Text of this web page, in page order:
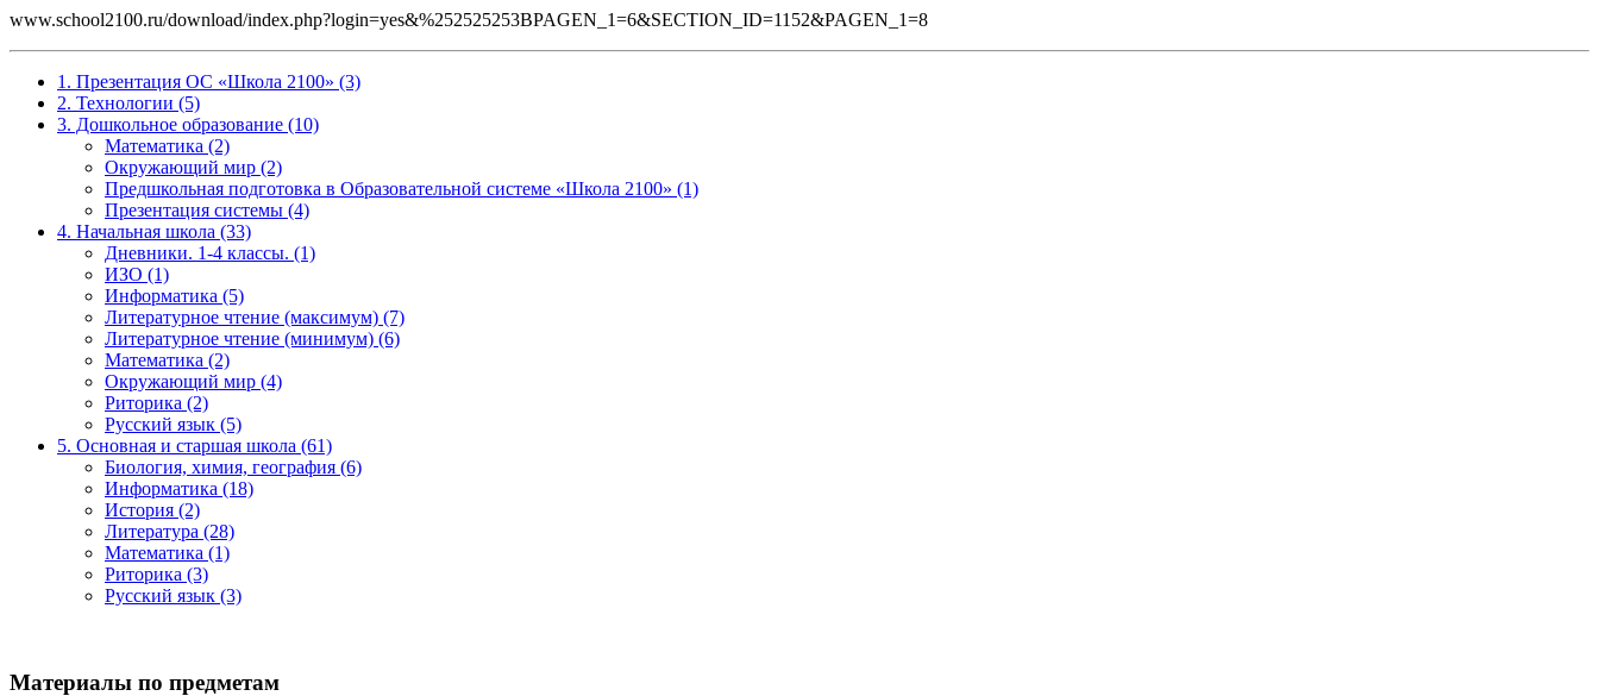
www.school2100.ru/download/index.php?login=yes&%252525253BPAGEN_1=6&SECTION_ID=1152&PAGEN_1=8
1. Презентация ОС «Школа 2100» (3)
2. Технологии (5)
3. Дошкольное образование (10)
Математика (2)
Окружающий мир (2)
Предшкольная подготовка в Образовательной системе «Школа 2100» (1)
Презентация системы (4)
4. Начальная школа (33)
Дневники. 1-4 классы. (1)
ИЗО (1)
Информатика (5)
Литературное чтение (максимум) (7)
Литературное чтение (минимум) (6)
Математика (2)
Окружающий мир (4)
Риторика (2)
Русский язык (5)
5. Основная и старшая школа (61)
Биология, химия, география (6)
Информатика (18)
История (2)
Литература (28)
Математика (1)
Риторика (3)
Русский язык (3)
Материалы по предметам